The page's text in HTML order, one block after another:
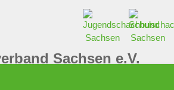
Sachsen e.V.